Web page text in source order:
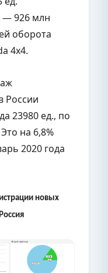
— 926 млн
оборота
4x4.
России
23980 ед., по
на 6,8%
2020 года
новых